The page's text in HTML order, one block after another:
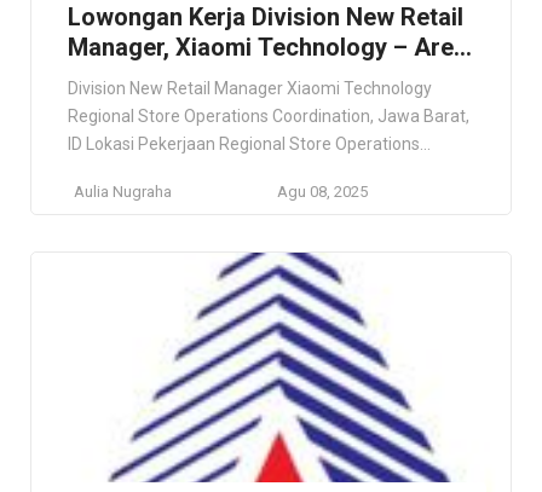
Lowongan Kerja Division New Retail
Manager, Xiaomi Technology – Area
Jawa Barat
Division New Retail Manager Xiaomi Technology
Regional Store Operations Coordination, Jawa Barat,
ID Lokasi Pekerjaan Regional Store Operations
role offers nationwide placement based on business
Preference will be given to candidates who are open
to relocation. Persyaratan Minimum 5 years of […]
Aulia Nugraha Agu 08, 2025